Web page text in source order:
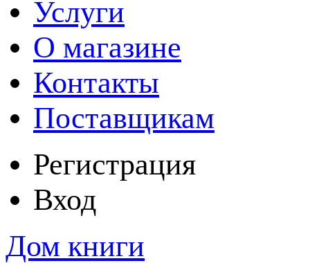
Услуги
О магазине
Контакты
Поставщикам
Регистрация
Вход
Дом книги